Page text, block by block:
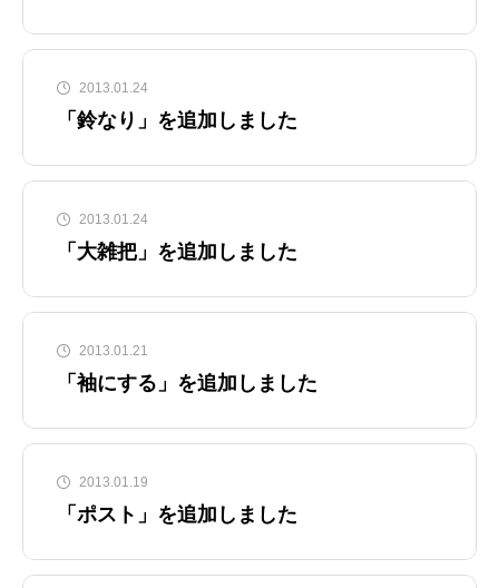
2013.01.24
「鈴なり」を追加しました
2013.01.24
「大雑把」を追加しました
2013.01.21
「袖にする」を追加しました
2013.01.19
「ポスト」を追加しました